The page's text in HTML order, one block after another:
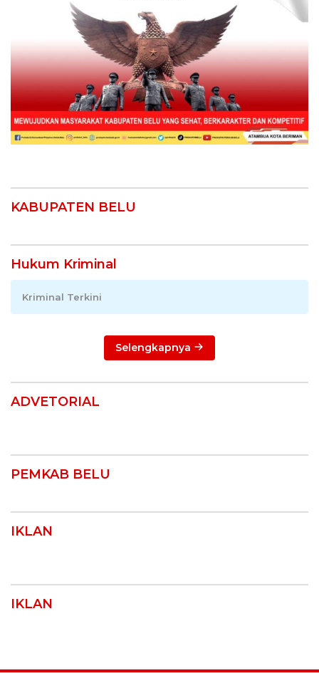
KABUPATEN BELU
Hukum Kriminal
Kriminal Terkini
Selengkapnya
ADVETORIAL
PEMKAB BELU
IKLAN
IKLAN